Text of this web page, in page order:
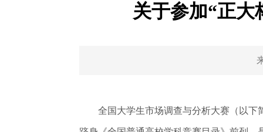
关于参加“正大
全国大学生市场调查与分析大赛（以下简